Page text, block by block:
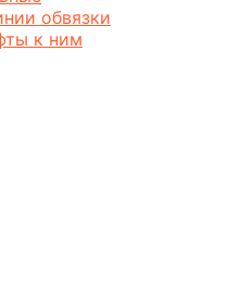
обвязки
к ним